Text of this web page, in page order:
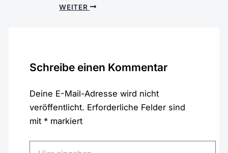
WEITER
Schreibe einen Kommentar
Deine E-Mail-Adresse wird nicht
veröffentlicht. Erforderliche Felder sind
mit *markiert